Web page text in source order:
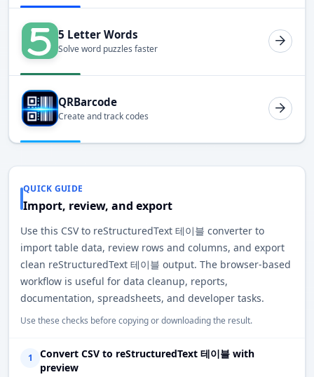
5 Letter Words
Solve word puzzles faster
QRBarcode
Create and track codes
QUICK GUIDE
Import, review, and export
Use this CSV to reStructuredText 테이블 converter to
import table data, review rows and columns, and export
clean reStructuredText 테이블 output. The browser-based
workflow is useful for data cleanup, reports,
documentation, spreadsheets, and developer tasks.
Use these checks before copying or downloading the result.
1
Convert CSV to reStructuredText 테이블 with
preview